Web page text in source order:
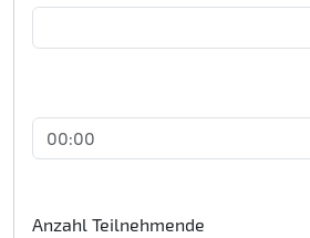
Anzahl Teilnehmende